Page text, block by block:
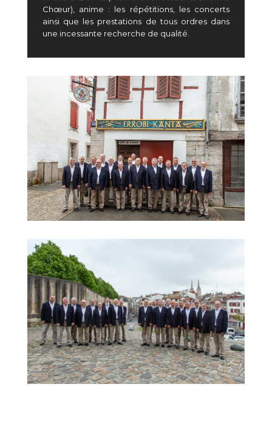
Chœur), anime : les répétitions, les concerts
ainsi que les prestations de tous ordres dans
une incessante recherche de qualité.